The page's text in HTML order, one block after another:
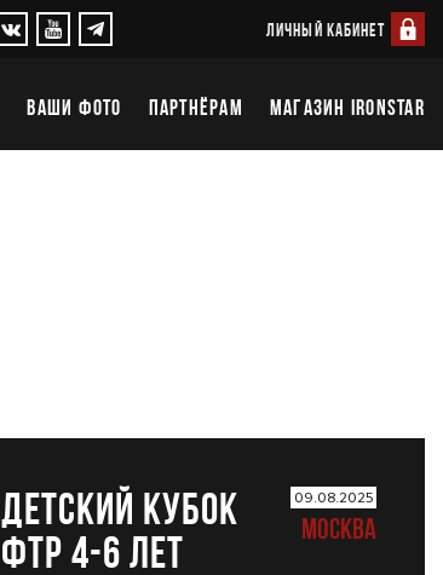
ЛИЧНЫЙ КАБИНЕТ
ВАШИ ФОТО ПАРТНЁРАМ МАГАЗИН IRONSTAR
ДЕТСКИЙ КУБОК
ФТР 4-6 лет
09.08.2025
МОСКВА